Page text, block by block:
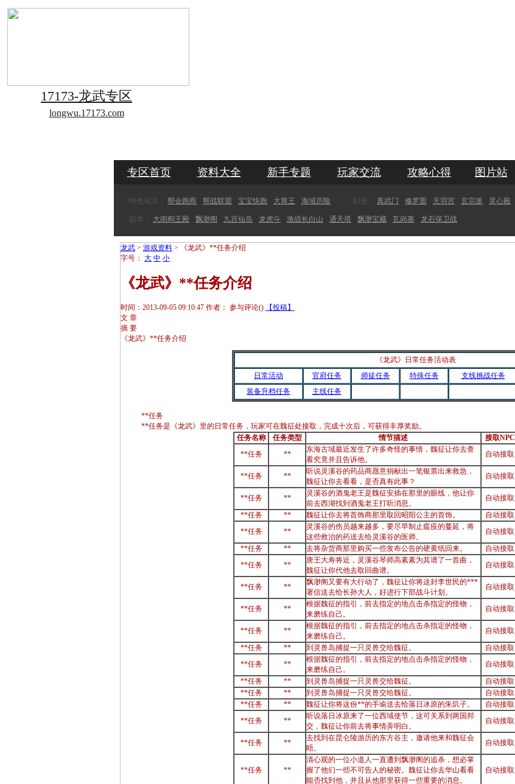
17173-龙武专区
longwu.17173.com
专区首页 资料大全 新手专题 玩家交流 攻略心得 图片站
特色玩法： 帮会跑商 帮战联盟 宝宝快跑 大胃王 海域历险 职业： 真武门 修罗盟 天羽宫 玄宗派 灵心殿
副本： 大闹阎王殿 飘渺阁 九宫仙岛 龙虎斗 激战长白山 通天塔 飘渺宝藏 瓦岗寨 龙石保卫战
龙武 > 游戏资料 > 《龙武》**任务介绍
字号： 大 中 小
《龙武》**任务介绍
时间：2013-09-05 09:10:47 作者： 参与评论()
【投稿】
文 章
摘 要
《龙武》**任务介绍
《龙武》日常任务活动表
日常活动
官府任务 师徒任务 特殊任务 支线挑战任务
装备升档任务
主线任务
**任务
**任务是《龙武》里的日常任务，玩家可在魏征处接取，完成十次后，可获得丰厚奖励。
任务名称
任务类型 情节描述 接取NPC
**任务
**
东海古域最近发生了许多奇怪的事情，魏征让你去查
看究竟并且告诉他。
自动接取
**任务 **
听说灵溪谷的药品商愿意捐献出一笔银票出来救急，
魏征让你去看看，是否真有此事？
自动接取
**任务 **
灵溪谷的酒鬼老王是魏征安插在那里的眼线，他让你
前去西湖找到酒鬼老王打听消息。
自动接取
**任务
** 魏征让你去将首饰商那里取回昭阳公主的首饰。 自动接取
**任务
**
灵溪谷的伤员越来越多，要尽早制止瘟疫的蔓延，将
这些救治的药送去给灵溪谷的医师。
自动接取
**任务
** 去将杂货商那里购买一些发布公告的硬黄纸回来。 自动接取
**任务
**
唐王大寿将近，灵溪谷琴师高素素为其谱了一首曲，
魏征让你代他去取回曲谱。
自动接取
**任务 **
飘渺阁又要有大行动了，魏征让你将这封李世民的***
署信送去给长孙大人，好进行下部战斗计划。
自动接取
**任务 **
根据魏征的指引，前去指定的地点击杀指定的怪物，
来磨练自己。
自动接取
**任务 **
根据魏征的指引，前去指定的地点击杀指定的怪物，
来磨练自己。
自动接取
**任务
** 到灵兽岛捕捉一只灵兽交给魏征。 自动接取
**任务
**
根据魏征的指引，前去指定的地点击杀指定的怪物，
来磨练自己。
自动接取
**任务
** 到灵兽岛捕捉一只灵兽交给魏征。 自动接取
**任务
** 到灵兽岛捕捉一只灵兽交给魏征。 自动接取
**任务
** 魏征让你将这份**的手谕送去给落日冰原的朱玑子。 自动接取
**任务
**
听说落日冰原来了一位西域使节，这可关系到两国邦
交，魏征让你前去将事情弄明白。
自动接取
**任务 **
去找到在昆仑陵游历的东方谷主，邀请他来和魏征会
晤。
自动接取
**任务 **
清心观的一位小道人一直遭到飘渺阁的追杀，想必掌
握了他们一些不可告人的秘密。魏征让你去华山看看
能否找到他，并且从他那里获得一些重要的消息。
自动接取